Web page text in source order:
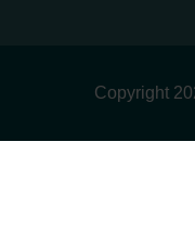
Copyright